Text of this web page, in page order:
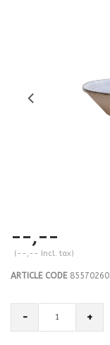
--,--
(--,-- Incl. tax)
ARTICLE CODE85570260
- +